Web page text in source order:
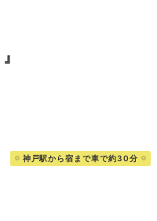
神戸駅から宿まで車で約30分